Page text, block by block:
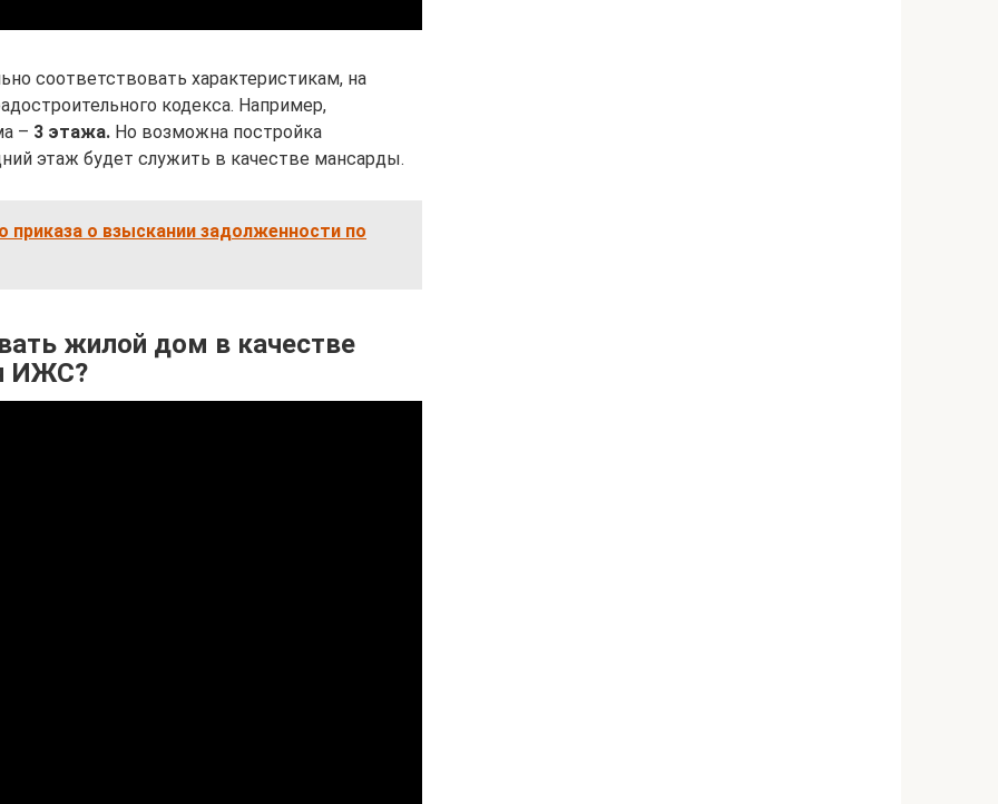
соответствовать характеристикам, на
кодекса. Например,
– 3 этажа. Но возможна постройка
этаж будет служить в качестве мансарды.
приказа о взыскании задолженности по
жилой дом в качестве
ИЖС?